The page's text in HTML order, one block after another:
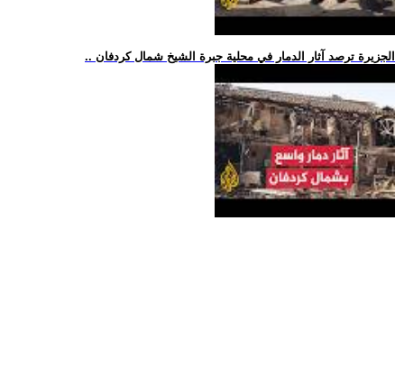
.. الجزيرة ترصد آثار الدمار في محلية جبرة الشيخ شمال كردفان